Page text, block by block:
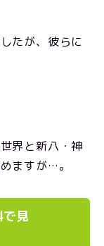
たが、彼らに
界と新八・神
ますが…。
見